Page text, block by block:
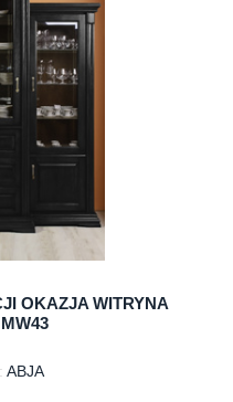
OKAZJA WITRYNA
ABJA